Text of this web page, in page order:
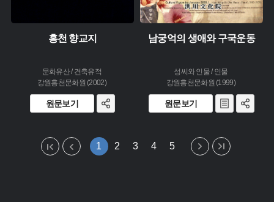
홍천 향교지
문화유산 / 건축유적
강원홍천문화원 (2002)
원문보기
남궁억의 생애와 구국운동
성씨와 인물 / 인물
강원홍천문화원 (1999)
원문보기
1 2 3 4 5